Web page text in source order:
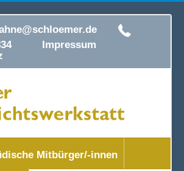
Impressum
Mitbürger/-innen